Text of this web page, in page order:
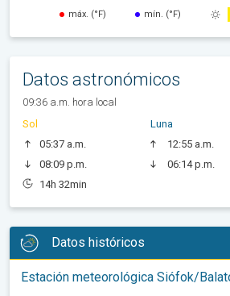
máx. (°F) mín. (°F)
Datos astronómicos
09:36 a.m. hora local
Sol
05:37 a.m.
08:09 p.m.
14h 32min
Luna
12:55 a.m.
06:14 p.m.
Datos históricos
Estación meteorológica Siófok/